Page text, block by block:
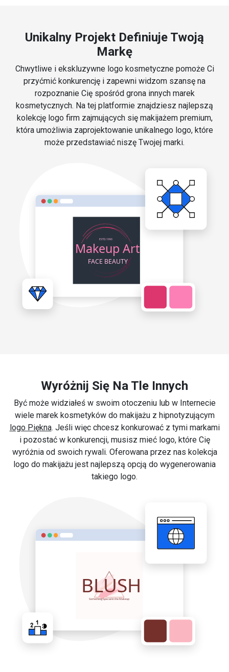
Unikalny Projekt Definiuje Twoją
Markę
Chwytliwe i ekskluzywne logo kosmetyczne pomoże Ci
przyćmić konkurencję i zapewni widzom szansę na
rozpoznanie Cię spośród grona innych marek
kosmetycznych. Na tej platformie znajdziesz najlepszą
kolekcję logo firm zajmujących się makijażem premium,
która umożliwia zaprojektowanie unikalnego logo, które
może przedstawiać niszę Twojej marki.
Wyróżnij Się Na Tle Innych
Być może widziałeś w swoim otoczeniu lub w Internecie
wiele marek kosmetyków do makijażu z hipnotyzującym
logo Piękna. Jeśli więc chcesz konkurować z tymi markami
i pozostać w konkurencji, musisz mieć logo, które Cię
wyróżnia od swoich rywali. Oferowana przez nas kolekcja
logo do makijażu jest najlepszą opcją do wygenerowania
takiego logo.